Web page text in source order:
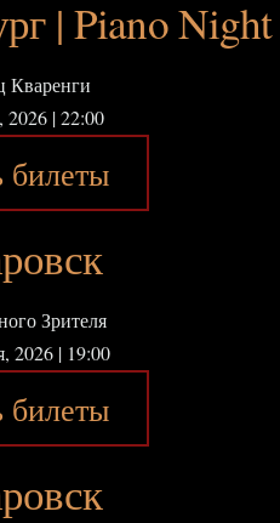
| Piano Night
Кваренги
2026 | 22:00
билеты
Зрителя
2026 | 19:00
билеты